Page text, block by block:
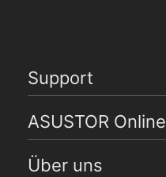
Support
ASUSTOR Online
Über uns